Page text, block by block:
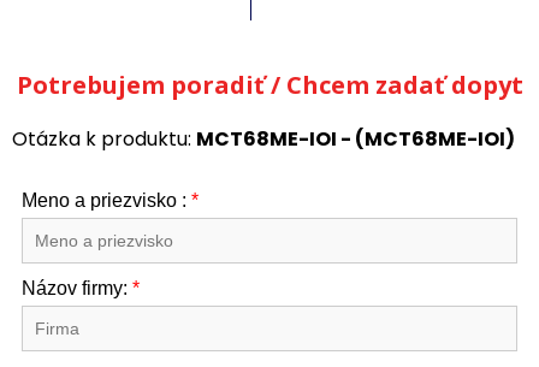
Potrebujem poradiť / Chcem zadať dopyt
Otázka k produktu: MCT68ME-IOI - (MCT68ME-IOI)